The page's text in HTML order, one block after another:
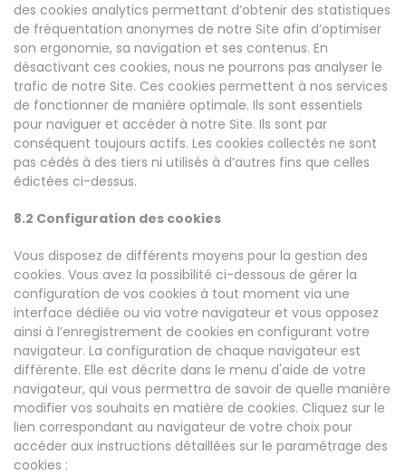
des cookies analytics permettant d’obtenir des statistiques
de fréquentation anonymes de notre Site afin d’optimiser
son ergonomie, sa navigation et ses contenus. En
désactivant ces cookies, nous ne pourrons pas analyser le
trafic de notre Site. Ces cookies permettent à nos services
de fonctionner de manière optimale. Ils sont essentiels
pour naviguer et accéder à notre Site. Ils sont par
conséquent toujours actifs. Les cookies collectés ne sont
pas cédés à des tiers ni utilisés à d’autres fins que celles
édictées ci-dessus.
8.2 Configuration des cookies
Vous disposez de différents moyens pour la gestion des
cookies. Vous avez la possibilité ci-dessous de gérer la
configuration de vos cookies à tout moment via une
interface dédiée ou via votre navigateur et vous opposez
ainsi à l’enregistrement de cookies en configurant votre
navigateur. La configuration de chaque navigateur est
différente. Elle est décrite dans le menu d'aide de votre
navigateur, qui vous permettra de savoir de quelle manière
modifier vos souhaits en matière de cookies. Cliquez sur le
lien correspondant au navigateur de votre choix pour
accéder aux instructions détaillées sur le paramétrage des
cookies :